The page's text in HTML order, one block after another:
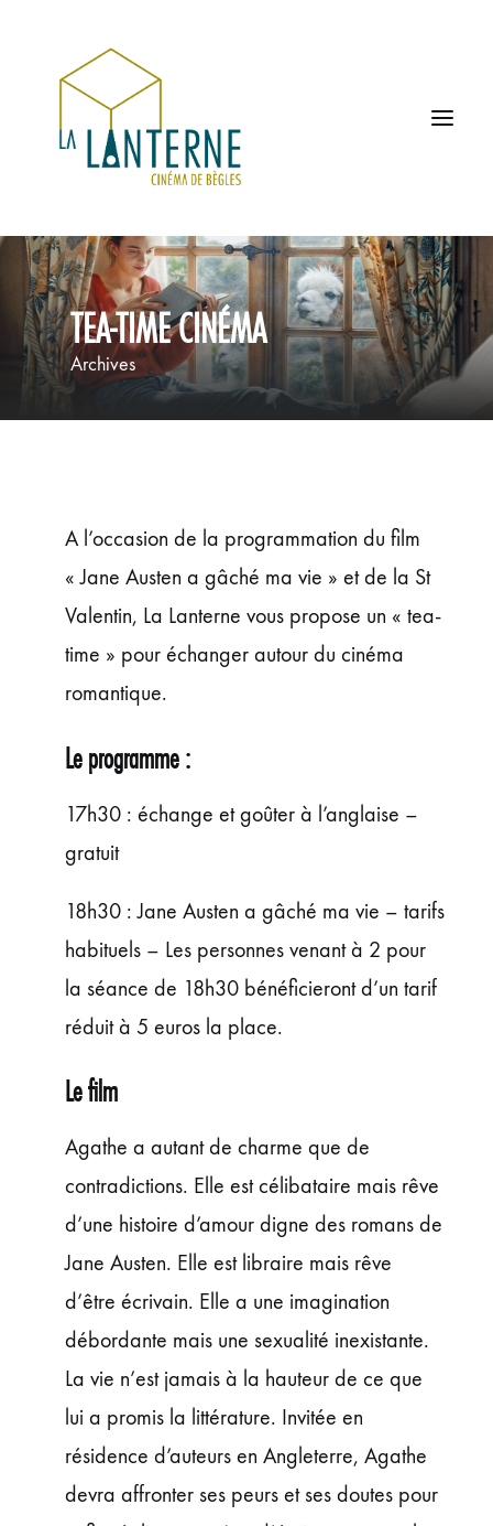
ACCUEIL
LES HORAIRES
À L’AFFICHE
JEUNE PUBLIC ET ADOS
PRATIQUE
TEA-TIME CINÉMA
Archives
A l’occasion de la programmation du film
« Jane Austen a gâché ma vie » et de la St
Valentin, La Lanterne vous propose un « tea-
time » pour échanger autour du cinéma
romantique.
Le programme :
17h30 : échange et goûter à l’anglaise –
gratuit
18h30 : Jane Austen a gâché ma vie – tarifs
habituels – Les personnes venant à 2 pour
la séance de 18h30 bénéficieront d’un tarif
réduit à 5 euros la place.
Le film
Agathe a autant de charme que de
contradictions. Elle est célibataire mais rêve
d’une histoire d’amour digne des romans de
Jane Austen. Elle est libraire mais rêve
d’être écrivain. Elle a une imagination
débordante mais une sexualité inexistante.
La vie n’est jamais à la hauteur de ce que
lui a promis la littérature. Invitée en
résidence d’auteurs en Angleterre, Agathe
devra affronter ses peurs et ses doutes pour